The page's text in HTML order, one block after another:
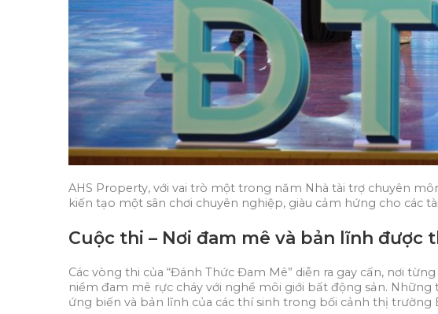
AHS Property, với vai trò một trong năm Nhà tài trợ chuyên
kiến tạo một sân chơi chuyên nghiệp, giàu cảm hứng cho các
Cuộc thi – Nơi đam mê và bản lĩnh được
Các vòng thi của “Đánh Thức Đam Mê” diễn ra gay cấn, nơi
niềm đam mê rực cháy với nghề môi giới bất động sản.
ứng biến và bản lĩnh của các thí sinh trong bối cảnh thị trường